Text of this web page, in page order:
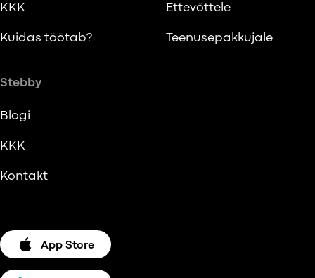
KKK
Kuidas töötab?
Ettevõttele
Teenusepakkujale
Stebby
Blogi
KKK
Kontakt
App Store